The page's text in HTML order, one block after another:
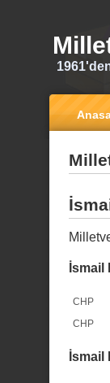
İsmail
CHP
CHP
İsmail